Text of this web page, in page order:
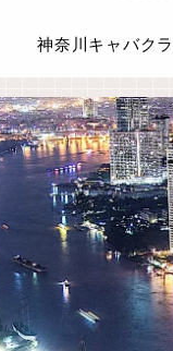
神奈川キャバクラ